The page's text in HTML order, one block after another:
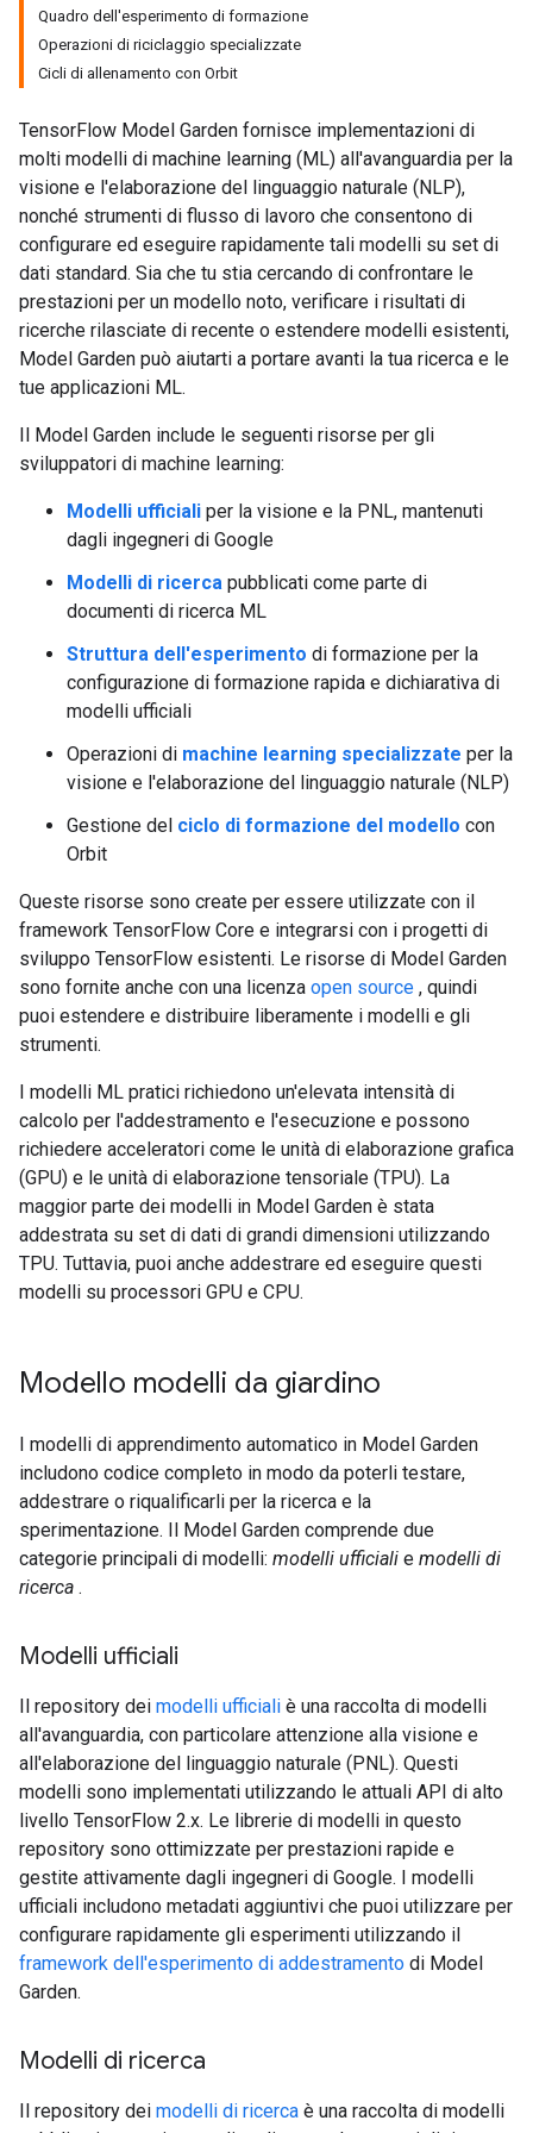
Quadro dell'esperimento di formazione
Operazioni di riciclaggio specializzate
Cicli di allenamento con Orbit
TensorFlow Model Garden fornisce implementazioni di
molti modelli di machine learning (ML) all'avanguardia per la
visione e l'elaborazione del linguaggio naturale (NLP),
nonché strumenti di flusso di lavoro che consentono di
configurare ed eseguire rapidamente tali modelli su set di
dati standard. Sia che tu stia cercando di confrontare le
prestazioni per un modello noto, verificare i risultati di
ricerche rilasciate di recente o estendere modelli esistenti,
Model Garden può aiutarti a portare avanti la tua ricerca e le
tue applicazioni ML.
Il Model Garden include le seguenti risorse per gli
sviluppatori di machine learning:
Modelli ufficiali per la visione e la PNL, mantenuti
dagli ingegneri di Google
Modelli di ricerca pubblicati come parte di
documenti di ricerca ML
Struttura dell'esperimento di formazione per la
configurazione di formazione rapida e dichiarativa di
modelli ufficiali
Operazioni di machine learning specializzate per la
visione e l'elaborazione del linguaggio naturale (NLP)
Gestione del ciclo di formazione del modello con
Orbit
Queste risorse sono create per essere utilizzate con il
framework TensorFlow Core e integrarsi con i progetti di
sviluppo TensorFlow esistenti. Le risorse di Model Garden
sono fornite anche con una licenza open source , quindi
puoi estendere e distribuire liberamente i modelli e gli
strumenti.
I modelli ML pratici richiedono un'elevata intensità di
calcolo per l'addestramento e l'esecuzione e possono
richiedere acceleratori come le unità di elaborazione grafica
(GPU) e le unità di elaborazione tensoriale (TPU). La
maggior parte dei modelli in Model Garden è stata
addestrata su set di dati di grandi dimensioni utilizzando
TPU. Tuttavia, puoi anche addestrare ed eseguire questi
modelli su processori GPU e CPU.
Modello modelli da giardino
I modelli di apprendimento automatico in Model Garden
includono codice completo in modo da poterli testare,
addestrare o riqualificarli per la ricerca e la
sperimentazione. Il Model Garden comprende due
categorie principali di modelli: modelli ufficiali e modelli di
ricerca .
Modelli ufficiali
Il repository dei modelli ufficiali è una raccolta di modelli
all'avanguardia, con particolare attenzione alla visione e
all'elaborazione del linguaggio naturale (PNL). Questi
modelli sono implementati utilizzando le attuali API di alto
livello TensorFlow 2.x. Le librerie di modelli in questo
repository sono ottimizzate per prestazioni rapide e
gestite attivamente dagli ingegneri di Google. I modelli
ufficiali includono metadati aggiuntivi che puoi utilizzare per
configurare rapidamente gli esperimenti utilizzando il
framework dell'esperimento di addestramento di Model
Garden.
Modelli di ricerca
Il repository dei modelli di ricerca è una raccolta di modelli